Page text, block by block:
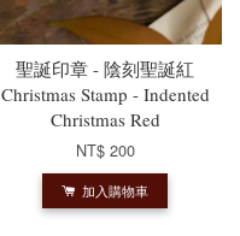
聖誕印章 - 陰刻聖誕紅
Christmas Stamp - Indented
Christmas Red
NT$ 200
加入購物車